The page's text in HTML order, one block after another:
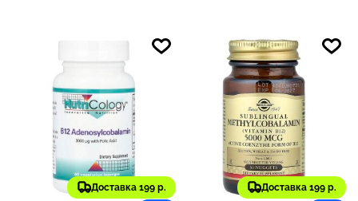
Доставка 199 р. Доставка 199 р.